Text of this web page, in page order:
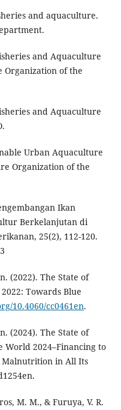
and aquaculture.
and Aquaculture
Organization of the
and Aquaculture
Urban Aquaculture
Organization of the
Ikan
Berkelanjutan di
25(2), 112-120.
(2022). The State of
Towards Blue
10.4060/cc0461en.
(2024). The State of
2024–Financing to
Malnutrition in All Its
M. M., & Furuya, V. R.